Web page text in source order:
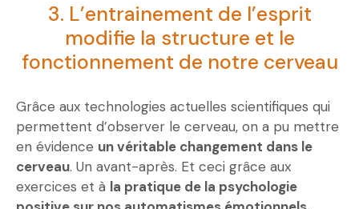
3. L’entrainement de l’esprit
modifie la structure et le
fonctionnement de notre cerveau
Grâce aux technologies actuelles scientifiques qui
permettent d’observer le cerveau, on a pu mettre
en évidence un véritable changement dans le
cerveau. Un avant-après. Et ceci grâce aux
exercices et à la pratique de la psychologie